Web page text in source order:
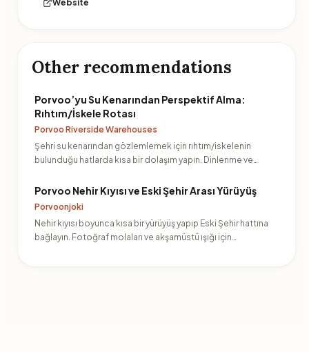
Website
Other recommendations
Porvoo’yu Su Kenarından Perspektif Alma:
Rıhtım/İskele Rotası
Porvoo Riverside Warehouses
Şehri su kenarından gözlemlemek için rıhtım/iskelenin
bulunduğu hatlarda kısa bir dolaşım yapın. Dinlenme ve
Porvoo Nehir Kıyısı ve Eski Şehir Arası Yürüyüş
Porvoonjoki
Nehir kıyısı boyunca kısa bir yürüyüş yapıp Eski Şehir hattına
bağlayın. Fotoğraf molaları ve akşamüstü ışığı için…